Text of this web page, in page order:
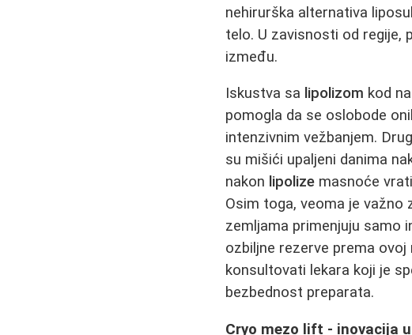
nehirurška alternativa
telo. U zavisnosti od regije,
između.
Iskustva sa lipolizom kod
pomogla da se oslobode
intenzivnim vežbanjem.
su mišići upaljeni danima
nakon lipolize masnoće
Osim toga, veoma je
zemljama primenjuju samo
ozbiljne rezerve prema
konsultovati lekara koji je
bezbednost preparata.
Cryo mezo lift - inovacija